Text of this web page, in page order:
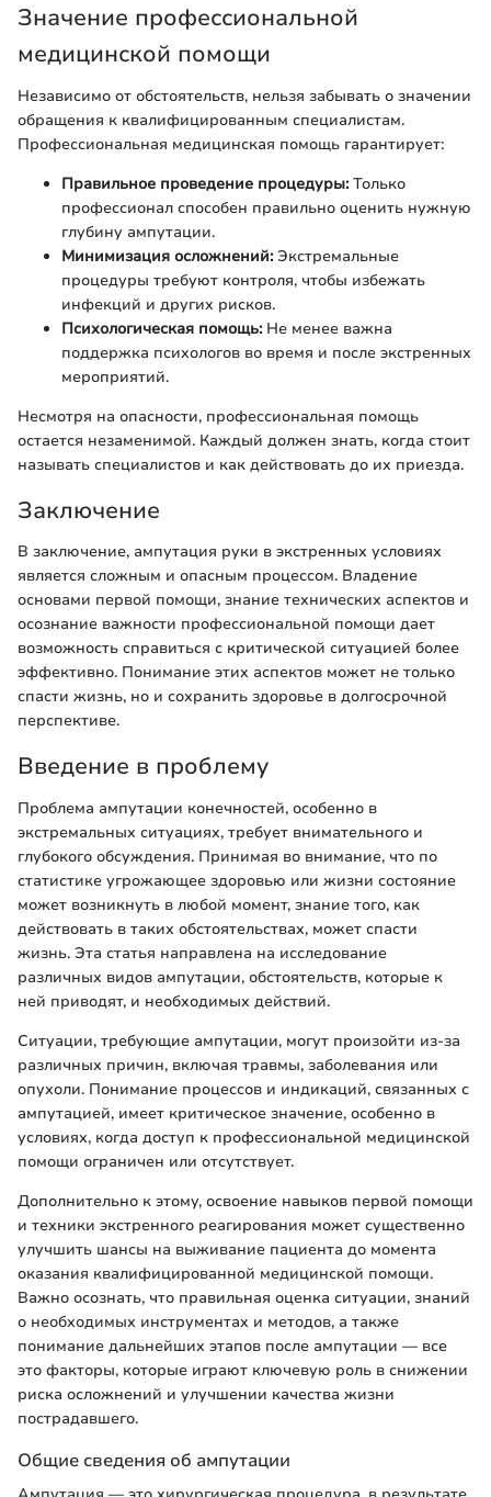
Значение профессиональной
медицинской помощи
Независимо от обстоятельств, нельзя забывать о значении
обращения к квалифицированным специалистам.
Профессиональная медицинская помощь гарантирует:
Правильное проведение процедуры:Только
профессионал способен правильно оценить нужную
глубину ампутации.
Минимизация осложнений:Экстремальные
процедуры требуют контроля, чтобы избежать
инфекций и других рисков.
Психологическая помощь:Не менее важна
поддержка психологов во время и после экстренных
мероприятий.
Несмотря на опасности, профессиональная помощь
остается незаменимой. Каждый должен знать, когда стоит
называть специалистов и как действовать до их приезда.
Заключение
В заключение, ампутация руки в экстренных условиях
является сложным и опасным процессом. Владение
основами первой помощи, знание технических аспектов и
осознание важности профессиональной помощи дает
возможность справиться с критической ситуацией более
эффективно. Понимание этих аспектов может не только
спасти жизнь, но и сохранить здоровье в долгосрочной
перспективе.
Введение в проблему
Проблема ампутации конечностей, особенно в
экстремальных ситуациях, требует внимательного и
глубокого обсуждения. Принимая во внимание, что по
статистике угрожающее здоровью или жизни состояние
может возникнуть в любой момент, знание того, как
действовать в таких обстоятельствах, может спасти
жизнь. Эта статья направлена на исследование
различных видов ампутации, обстоятельств, которые к
ней приводят, и необходимых действий.
Ситуации, требующие ампутации, могут произойти из-за
различных причин, включая травмы, заболевания или
опухоли. Понимание процессов и индикаций, связанных с
ампутацией, имеет критическое значение, особенно в
условиях, когда доступ к профессиональной медицинской
помощи ограничен или отсутствует.
Дополнительно к этому, освоение навыков первой помощи
и техники экстренного реагирования может существенно
улучшить шансы на выживание пациента до момента
оказания квалифицированной медицинской помощи.
Важно осознать, что правильная оценка ситуации, знаний
о необходимых инструментах и методов, а также
понимание дальнейших этапов после ампутации — все
это факторы, которые играют ключевую роль в снижении
риска осложнений и улучшении качества жизни
пострадавшего.
Общие сведения об ампутации